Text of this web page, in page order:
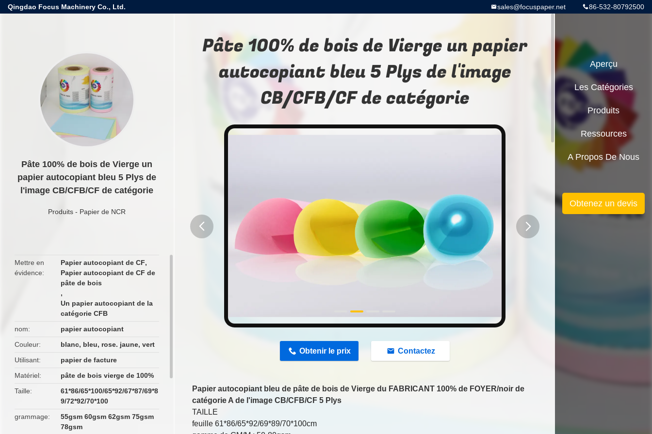
Qingdao Focus Machinery Co., Ltd. 86-532-80792500
sales@focuspaper.net
Pâte 100% de bois de Vierge un
papier autocopiant bleu 5 Plys de
l'image CB/CFB/CF de catégorie
Produits - Papier de NCR
Mettre en
évidence
Papier autocopiant de CF,
Papier autocopiant de CF de
pâte de bois
,
Un papier autocopiant de la
catégorie CFB
nom
papier autocopiant
Couleur
blanc, bleu, rose. jaune, vert
Utilisant
papier de facture
Matériel
pâte de bois vierge de 100%
Taille
61*86/65*100/65*92/67*87/69*8
9/72*92/70*100
grammage
55gsm 60gsm 62gsm 75gsm
78gsm
Pâte 100% de bois de Vierge un papier
autocopiant bleu 5 Plys de l'image
CB/CFB/CF de catégorie
Obtenir le prix Contactez
Papier autocopiant bleu de pâte de bois de Vierge du FABRICANT 100% de FOYER/noir de
catégorie A de l'image CB/CFB/CF 5 Plys
TAILLE
feuille 61*86/65*92/69*89/70*100cm
Aperçu
Les Catégories
Produits
Ressources
A Propos De Nous
Obtenez un devis